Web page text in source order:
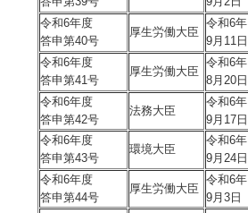
令和6年度
答申第40号
厚生労働大臣
令和6年
9月11日
令和6年度
答申第41号
厚生労働大臣
令和6年
8月20日
令和6年度
答申第42号
法務大臣
令和6年
9月17日
令和6年度
答申第43号
環境大臣
令和6年
9月24日
令和6年度
答申第44号
厚生労働大臣
令和6年
9月3日